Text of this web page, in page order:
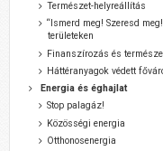
Természet-helyreállítás
“Ismerd meg! Szeresd
területeken
Finanszírozás és
Háttéranyagok védett
Energia és éghajlat
Stop palagáz!
Közösségi energia
Otthonosenergia